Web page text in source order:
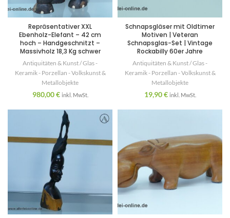
Repräsentativer XXL
Ebenholz-Elefant – 42 cm
hoch – Handgeschnitzt –
Massivholz 18,3 Kg schwer
Antiquitäten & Kunst / Glas -
Keramik - Porzellan - Volkskunst &
Metallobjekte
980,00€ inkl. MwSt.
Schnapsgläser mit Oldtimer
Motiven | Veteran
Schnapsglas-Set | Vintage
Rockabilly 60er Jahre
Antiquitäten & Kunst / Glas -
Keramik - Porzellan - Volkskunst &
Metallobjekte
19,90€ inkl. MwSt.